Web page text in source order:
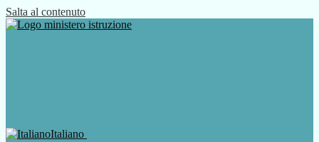
Salta al contenuto
Italiano